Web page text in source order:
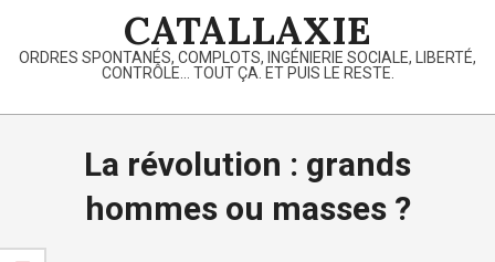
content
CATALLAXIE
ORDRES SPONTANÉS, COMPLOTS, INGÉNIERIE SOCIALE, LIBERTÉ,
CONTRÔLE… TOUT ÇA. ET PUIS LE RESTE.
Primary
La révolution : grands
hommes ou masses ?